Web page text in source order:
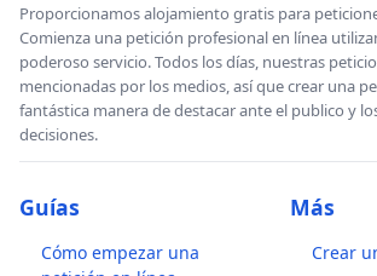
Proporcionamos alojamiento gratis para
Comienza una petición profesional en línea
poderoso servicio. Todos los días, nuestras
mencionadas por los medios, así que crear una
fantástica manera de destacar ante el publico y
decisiones.
Guías
Cómo empezar una
Más
Crear